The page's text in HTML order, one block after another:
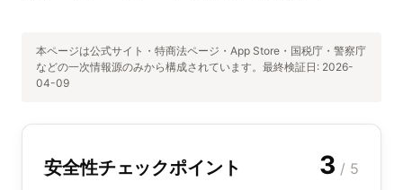
本ページは公式サイト・特商法ページ・App Store・国税庁・警察庁
などの一次情報源のみから構成されています。最終検証日: 2026-
04-09
安全性チェックポイント 3 / 5